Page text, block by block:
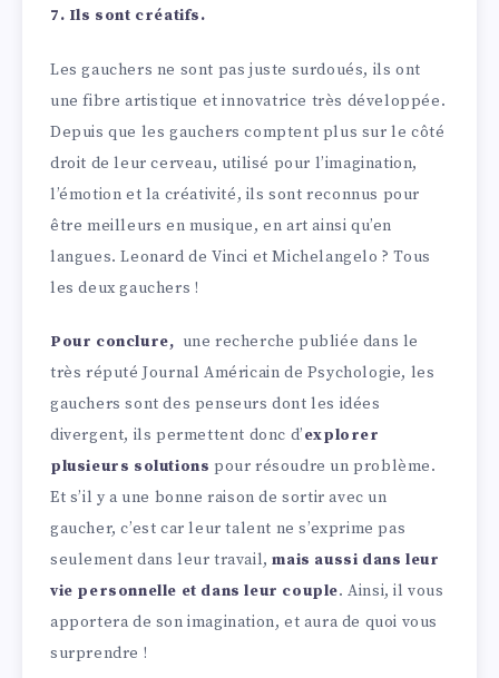
7. Ils sont créatifs.
Les gauchers ne sont pas juste surdoués, ils ont
une fibre artistique et innovatrice très développée.
Depuis que les gauchers comptent plus sur le côté
droit de leur cerveau, utilisé pour l’imagination,
l’émotion et la créativité, ils sont reconnus pour
être meilleurs en musique, en art ainsi qu’en
langues. Leonard de Vinci et Michelangelo ? Tous
les deux gauchers !
Pour conclure, une recherche publiée dans le
très réputé Journal Américain de Psychologie, les
gauchers sont des penseurs dont les idées
divergent, ils permettent donc d’explorer
plusieurs solutions pour résoudre un problème.
Et s’il y a une bonne raison de sortir avec un
gaucher, c’est car leur talent ne s’exprime pas
seulement dans leur travail,mais aussi dans leur
vie personnelle et dans leur couple. Ainsi, il vous
apportera de son imagination, et aura de quoi vous
surprendre !